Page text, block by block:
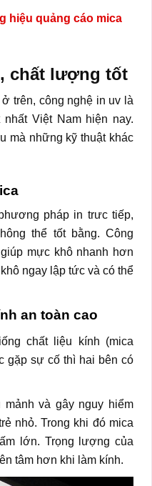
hiệu quảng cáo mica
chất lượng tốt
trên, công nghệ in uv là
Việt Nam hiện nay.
mà những kỹ thuật khác
pháp in trưc tiếp,
thể tốt bằng. Công
mực khô nhanh hơn
ngay lập tức và có thể
an toàn cao
chất liệu kính (mica
gặp sự cố thì hai bên có
và gây nguy hiểm
nhỏ. Trong khi đó mica
lớn. Trọng lượng của
tâm hơn khi làm kính.